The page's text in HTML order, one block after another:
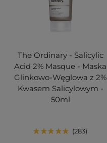
The Ordinary - Salicylic
Acid 2% Masque - Maska
Glinkowo-Węglowa z 2%
Kwasem Salicylowym -
50ml
283